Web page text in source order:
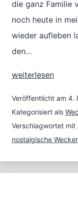
die ganz Familie
noch heute in
wieder aufleben
den…
Erfolgreich
den
Tag
starten
dank
mechanischen
Wecker
weiterlesen
Veröffentlicht am 4.
Kategorisiert als
Verschlagwortet mit
nostalgische Wecker